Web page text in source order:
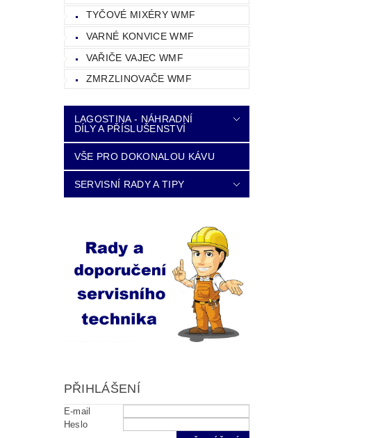
TYČOVÉ MIXÉRY WMF
VARNÉ KONVICE WMF
VAŘIČE VAJEC WMF
ZMRZLINOVAČE WMF
LAGOSTINA - NÁHRADNÍ
DÍLY A PŘÍSLUŠENSTVÍ
VŠE PRO DOKONALOU KÁVU
SERVISNÍ RADY A TIPY
PŘIHLÁŠENÍ
E-mail
Heslo